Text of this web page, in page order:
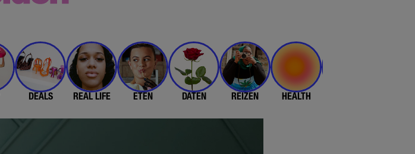
DEALS REAL LIFE ETEN DATEN REIZEN HEALTH